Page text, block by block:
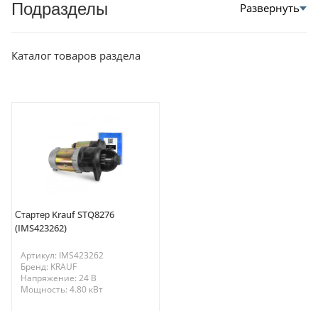
Подразделы
Каталог товаров раздела
Стартер Krauf STQ8276
(IMS423262)
Артикул: IMS423262
Бренд: KRAUF
Напряжение: 24 В
Мощность: 4.80 кВт